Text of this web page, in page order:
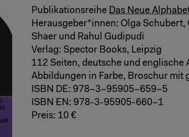
Publikationsreihe Das Neue
Herausgeber*innen: Olga
Shaer und Rahul Gudipudi
Verlag: Spector Books, Leipzig
112 Seiten, deutsche und englische
Abbildungen in Farbe, Broschur mit
ISBN DE: 978–3–95905–659–5
ISBN EN: 978-3-95905-660–1
Preis: 10 €